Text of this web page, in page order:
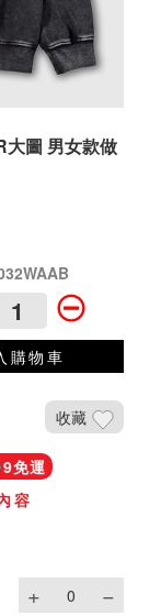
大圖 男女款做
購物車
收藏
免運
容